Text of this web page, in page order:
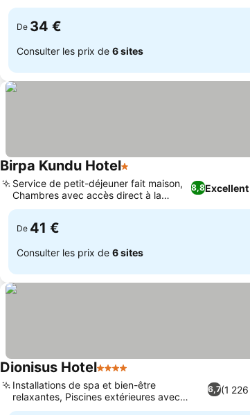
De 34 €
Consulter les prix de 6 sites
Birpa Kundu Hotel1 Étoiles
8,8Excellent
Service de petit-déjeuner fait maison,
Chambres avec accès direct à la
piscine
De 41 €
Consulter les prix de 6 sites
Dionisus Hotel4 Étoiles
6,7(1
Installations de spa et bien-être
relaxantes, Piscines extérieures avec
toboggans